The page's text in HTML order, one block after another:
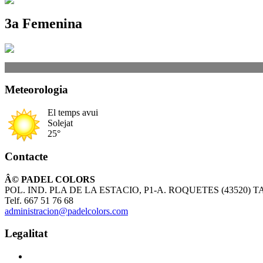
3a Femenina
Meteorologia
El temps avui
Solejat
25°
Contacte
Â© PADEL COLORS
POL. IND. PLA DE LA ESTACIO, P1-A. ROQUETES (43520)
Telf. 667 51 76 68
administracion@padelcolors.com
Legalitat